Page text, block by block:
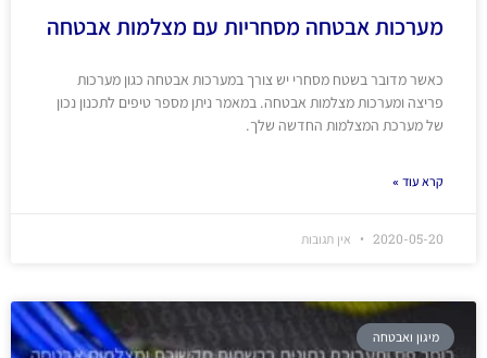
מערכות אבטחה מסחריות עם מצלמות אבטחה
כאשר מדובר בשטח מסחרי יש צורך במערכות אבטחה כגון מערכות
פריצה ומערכות מצלמות אבטחה. במאמר ניתן מספר טיפים לתכנון נכון
של מערכת המצלמות החדשה שלך.
קרא עוד »
2020-05-20 אין תגובות
מיגון ואבטחה